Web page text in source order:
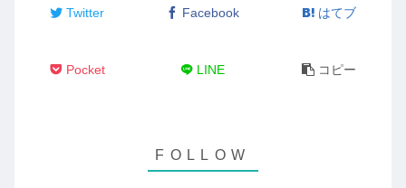
Twitter Facebook はてブ
Pocket LINE コピー